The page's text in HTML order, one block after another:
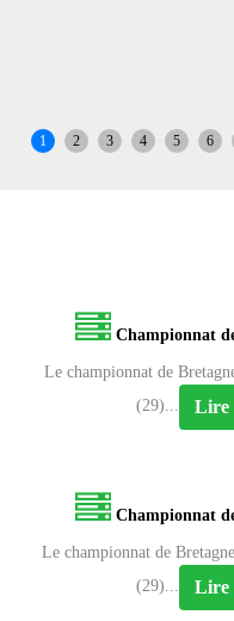
1 2 3 4 5 6
Championnat
Le championnat de
(29)...
Lire
Championnat
Le championnat de
(29)...
Lire